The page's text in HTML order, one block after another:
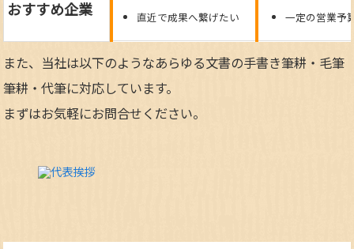
おすすめ企業
直近で成果へ繋げたい
一定の営業予
また、当社は以下のようなあらゆる文書の手書き筆耕・毛筆
筆耕・代筆に対応しています。
まずはお気軽にお問合せください。